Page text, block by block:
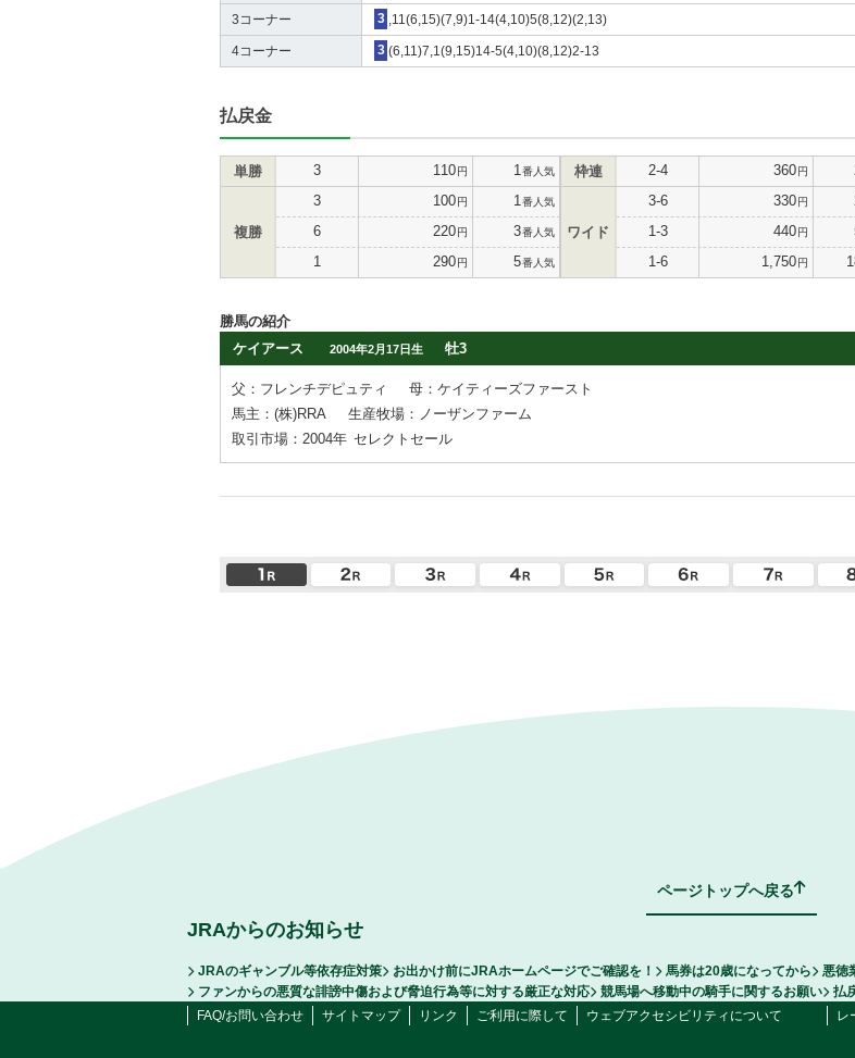
3コーナー 3 ,11(6,15)(7,9)1-14(4,10)5(8,12)(2,13)
4コーナー 3 (6,11)7,1(9,15)14-5(4,10)(8,12)2-13
払戻金
単勝 3 110円 1 番人気
複勝
3 100円 1 番人気
6 220円 3番人気
1 290円 5番人気
枠連 2-4 360円
ワイド
3-6 330円
1-3 440円
1-6 1,750円
勝馬の紹介
ケイアース
2004年2月17日生 牡3
父：フレンチデピュティ
母：ケイティーズファースト
馬主：(株)RRA
生産牧場：ノーザンファーム
取引市場：2004年 セレクトセール
ページトップへ戻る
JRAからのお知らせ
JRAのギャンブル等依存症対策 お出かけ前にJRAホームページでご確認を！ 馬券は20歳になってから
悪徳
ファンからの悪質な誹謗中傷および脅迫行為等に対する厳正な対応
競馬場へ移動中の騎手に関するお願い
払
FAQ/お問い合わせ
サイトマップ リンク ご利用に際して ウェブアクセシビリティについて レ